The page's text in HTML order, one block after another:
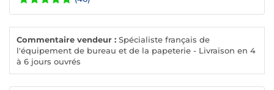
Commentaire vendeur : Spécialiste français de
l'équipement de bureau et de la papeterie - Livraison en 4
à 6 jours ouvrés